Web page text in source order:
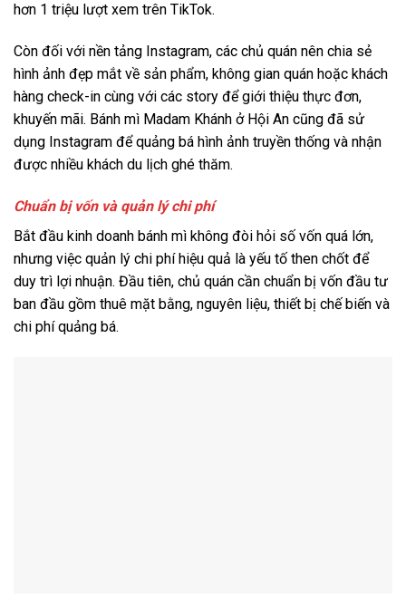
hơn 1 triệu lượt xem trên TikTok.
Còn đối với nền tảng Instagram, các chủ quán nên chia sẻ
hình ảnh đẹp mắt về sản phẩm, không gian quán hoặc khách
hàng check-in cùng với các story để giới thiệu thực đơn,
khuyến mãi. Bánh mì Madam Khánh ở Hội An cũng đã sử
dụng Instagram để quảng bá hình ảnh truyền thống và nhận
được nhiều khách du lịch ghé thăm.
Chuẩn bị vốn và quản lý chi phí
Bắt đầu kinh doanh bánh mì không đòi hỏi số vốn quá lớn,
nhưng việc quản lý chi phí hiệu quả là yếu tố then chốt để
duy trì lợi nhuận. Đầu tiên, chủ quán cần chuẩn bị vốn đầu tư
ban đầu gồm thuê mặt bằng, nguyên liệu, thiết bị chế biến và
chi phí quảng bá.